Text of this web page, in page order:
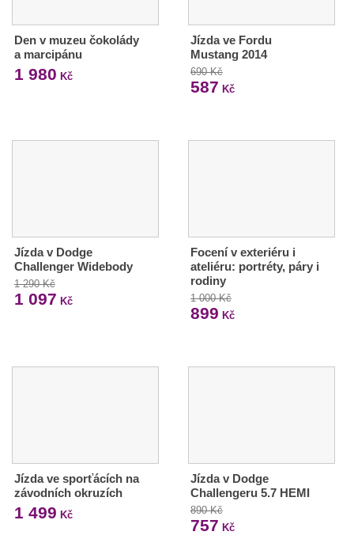
Den v muzeu čokolády
a marcipánu
1 980 Kč
Jízda ve Fordu
Mustang 2014
690 Kč
587 Kč
Jízda v Dodge
Challenger Widebody
1 290 Kč
1 097 Kč
Focení v exteriéru i
ateliéru: portréty, páry i
rodiny
1 000 Kč
899 Kč
Jízda ve sporťácích na
závodních okruzích
1 499 Kč
Jízda v Dodge
Challengeru 5.7 HEMI
890 Kč
757 Kč